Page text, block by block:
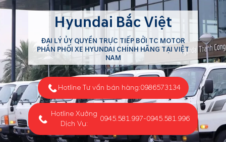
Hyundai Bắc Việt
ĐẠI LÝ ỦY QUYỀN TRỰC TIẾP BỞI TC MOTOR
PHÂN PHỐI XE HYUNDAI CHÍNH HÃNG TẠI VIỆT
NAM
Hotline Tư vấn bán hàng:0986573134
Hotline Xưởng
Dịch Vụ:
0945.581.997-0945.581.996